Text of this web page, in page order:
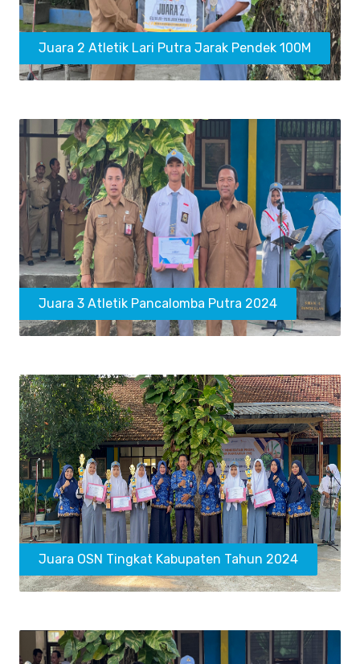
Juara 2 Atletik Lari Putra Jarak Pendek 100M
Juara 3 Atletik Pancalomba Putra 2024
Juara OSN Tingkat Kabupaten Tahun 2024